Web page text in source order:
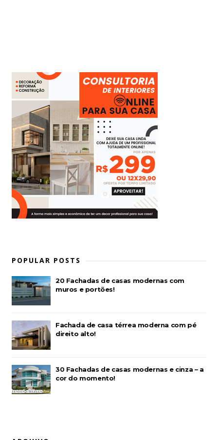
POPULAR POSTS
20 Fachadas de casas modernas com
muros e portões!
Fachada de casa térrea moderna com pé
direito alto!
30 Fachadas de casas modernas e cinza – a
cor do momento!